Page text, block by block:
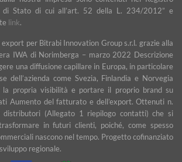
di Stato di cui all’art. 52 della L. 234/2012” e
link.
per Bitrabi Innovation Group s.r.l. grazie alla
IWA di Norimberga – marzo 2022 Descrizione
una diffusione capillare in Europa, in particolare
dell’azienda come Svezia, Finlandia e Norvegia
la propria visibilità e portare il proprio brand su
Aumento del fatturato e dell’export. Ottenuti n.
(Allegato 1 riepilogo contatti) che si
in futuri clienti, poiché, come spesso
nascono nel tempo. Progetto cofinanziato
regionale.